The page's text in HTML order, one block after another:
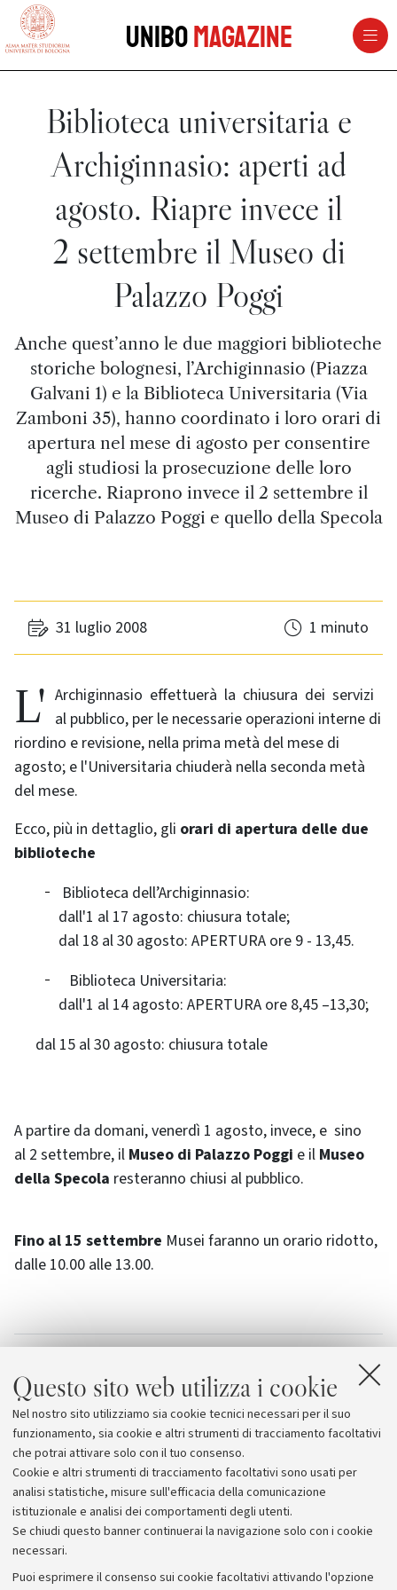
Questo sito web utilizza i cookie
Nel nostro sito utilizziamo sia cookie tecnici necessari per il suo
funzionamento, sia cookie e altri strumenti di tracciamento facoltativi
che potrai attivare solo con il tuo consenso.
Cookie e altri strumenti di tracciamento facoltativi sono usati per
analisi statistiche, misure sull'efficacia della comunicazione
istituzionale e analisi dei comportamenti degli utenti.
Se chiudi questo banner continuerai la navigazione solo con i cookie
necessari.
Puoi esprimere il consenso sui cookie facoltativi attivando l'opzione
vai al contenuto della pagina
UniboMagazine
Biblioteca universitaria e
Archiginnasio: aperti ad
agosto. Riapre invece il
2 settembre il Museo di
Palazzo Poggi
Anche quest’anno le due maggiori biblioteche
storiche bolognesi, l’Archiginnasio (Piazza
Galvani 1) e la Biblioteca Universitaria (Via
Zamboni 35), hanno coordinato i loro orari di
apertura nel mese di agosto per consentire
agli studiosi la prosecuzione delle loro
ricerche. Riaprono invece il 2 settembre il
Museo di Palazzo Poggi e quello della Specola
31 luglio 2008 1 minuto
L'Archiginnasio effettuerà la chiusura dei servizi al pubblico, per le necessarie operazioni interne di
riordino e revisione, nella prima metà del mese di
agosto; e l'Universitaria chiuderà nella seconda metà
del mese.
Ecco, più in dettaglio, gli orari di apertura delle due
biblioteche
Biblioteca dell’Archiginnasio:
dall'1 al 17 agosto: chiusura totale;
dal 18 al 30 agosto: APERTURA ore 9 - 13,45.
Biblioteca Universitaria:
dall'1 al 14 agosto: APERTURA ore 8,45 –13,30;
dal 15 al 30 agosto: chiusura totale
A partire da domani, venerdì 1 agosto, invece, e sino
al 2 settembre, il Museo di Palazzo Poggi e il Museo
della Specola resteranno chiusi al pubblico.
Fino al 15 settembre Musei faranno un orario ridotto,
dalle 10.00 alle 13.00.
BUB
Archiginnasio
Archivio